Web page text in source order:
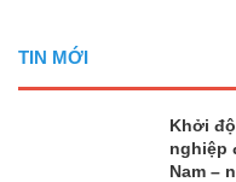
TIN MỚI
Khởi
nghiệp
Nam –